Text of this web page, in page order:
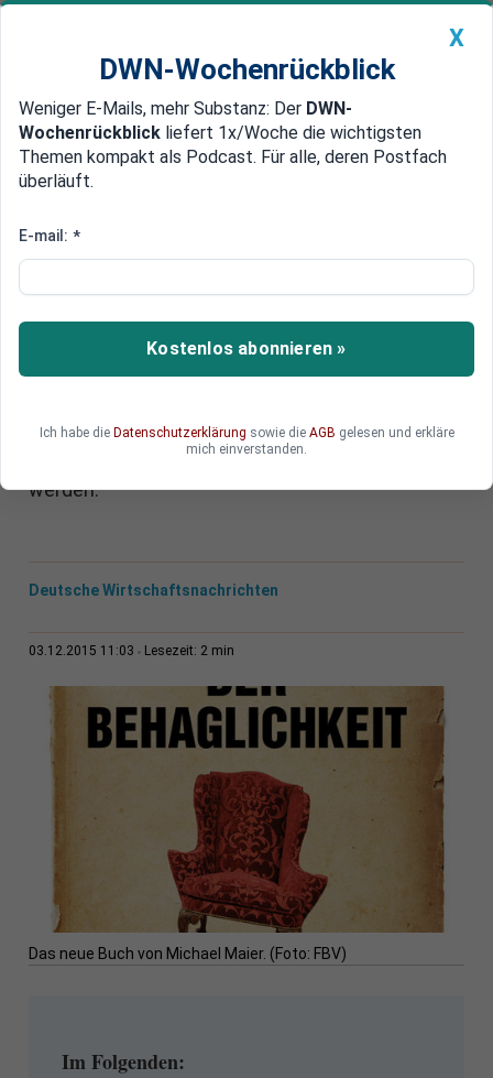
Newsticker MEIN DWN: Geldanlage Premium
Edelmetalle DWN-Magazin China
Finanzielle Repression
EZB verschärft Strafzinsen für
überschüssiges Geld
Die EZB hat höhere Strafzinsen für die Banken
größeren Vermögen Strafzinsen zahlen. Denkbar
werden.
Deutsche Wirtschaftsnachrichten
03.12.2015 11:03 Lesezeit: 2 min
Das neue Buch von Michael Maier. (Foto: FBV)
Im Folgenden:
X
DWN-Wochenrückblick
Weniger E-Mails, mehr Substanz: Der DWN-
Wochenrückblick liefert 1x/Woche die wichtigsten
Themen kompakt als Podcast. Für alle, deren Postfach
überläuft.
E-mail: *
Kostenlos abonnieren »
Ich habe die Datenschutzerklärung sowie die AGB gelesen und erkläre
mich einverstanden.